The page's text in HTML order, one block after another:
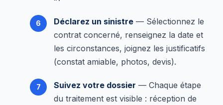
Déclarez un sinistre — Sélectionnez le
contrat concerné, renseignez la date et
les circonstances, joignez les justificatifs
(constat amiable, photos, devis).
Suivez votre dossier — Chaque étape
du traitement est visible : réception de